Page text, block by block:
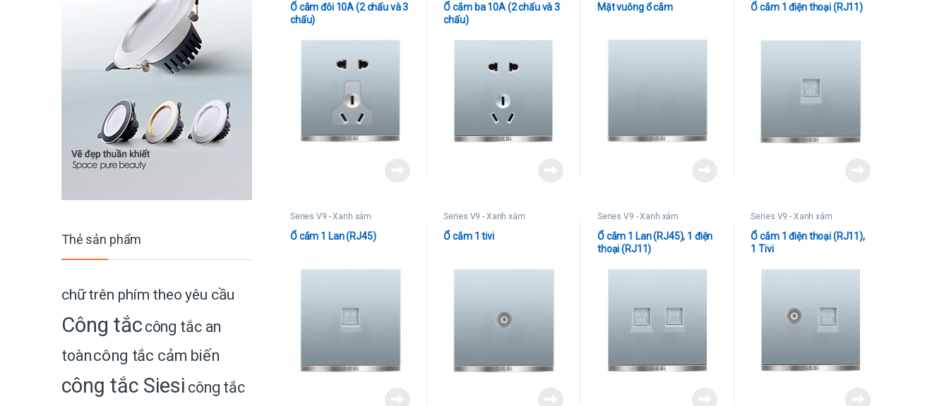
Ổ cắm đôi 10A (2 chấu và 3
chấu)
Ổ cắm ba 10A (2 chấu và 3
chấu)
Mặt vuông ổ cắm Ổ cắm 1 điện thoại (RJ11)
Series V9 - Xanh xám
Ổ cắm 1 Lan (RJ45)
Series V9 - Xanh xám
Ổ cắm 1 tivi
Series V9 - Xanh xám
Ổ cắm 1 Lan (RJ45), 1 điện
thoại (RJ11)
Series V9 - Xanh xám
Ổ cắm 1 điện thoại (RJ11),
1 Tivi
Thẻ sản phẩm
chữ trên phím theo yêu cầu
Công tắc công tắc an
toàncông tắc cảm biến
công tắc Siesi công tắc